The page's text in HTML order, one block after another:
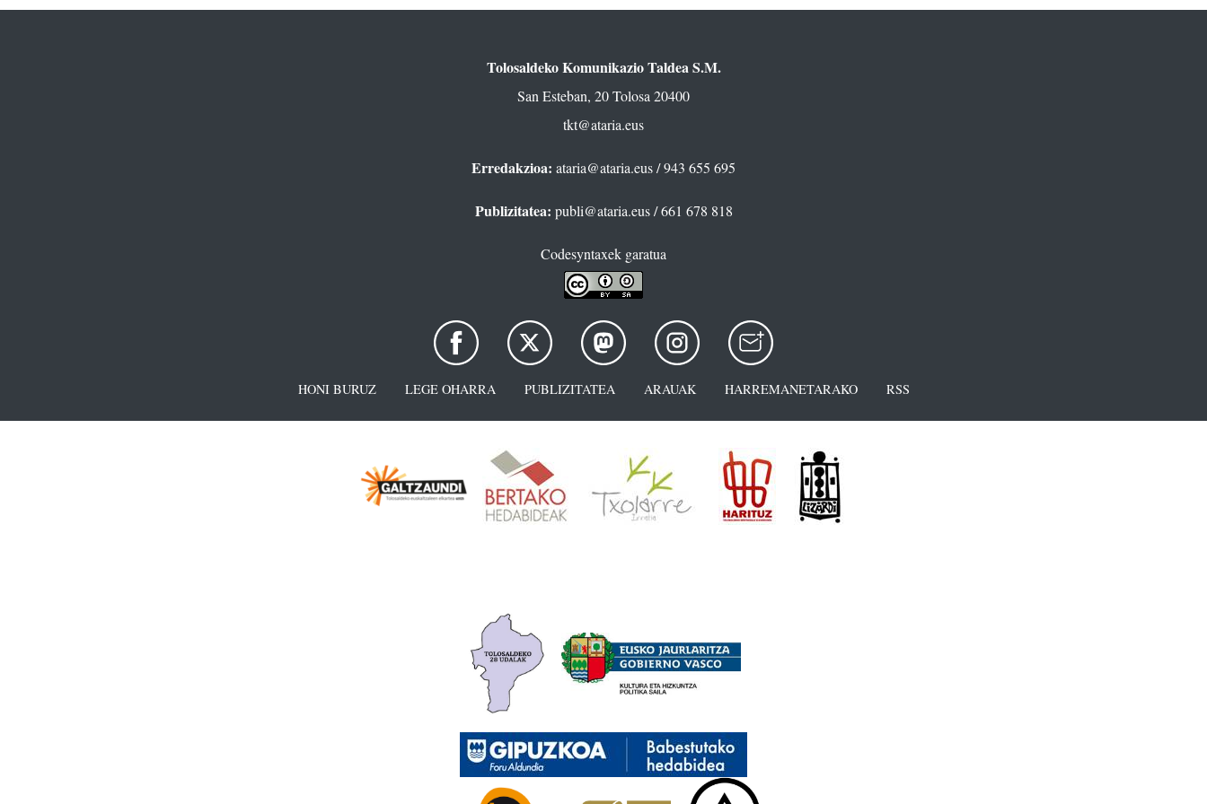
Tolosaldeko Komunikazio Taldea S.M.
San Esteban, 20 Tolosa 20400
tkt@ataria.eus
Erredakzioa: ataria@ataria.eus/ 943 655 695
Publizitatea: publi@ataria.eus/ 661 678 818
Codesyntaxek garatua
HONI BURUZ LEGE OHARRA PUBLIZITATEA ARAUAK HARREMANETARAKO RSS